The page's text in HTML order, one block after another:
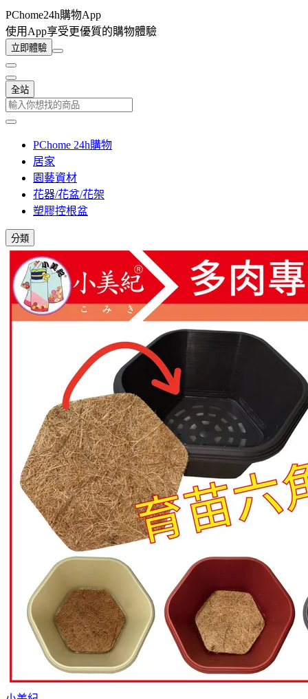
PChome24h購物App
使用App享受更優質的購物體驗
立即體驗
全站
PChome 24h購物
居家
園藝資材
花器/花盆/花架
塑膠控根盆
分類